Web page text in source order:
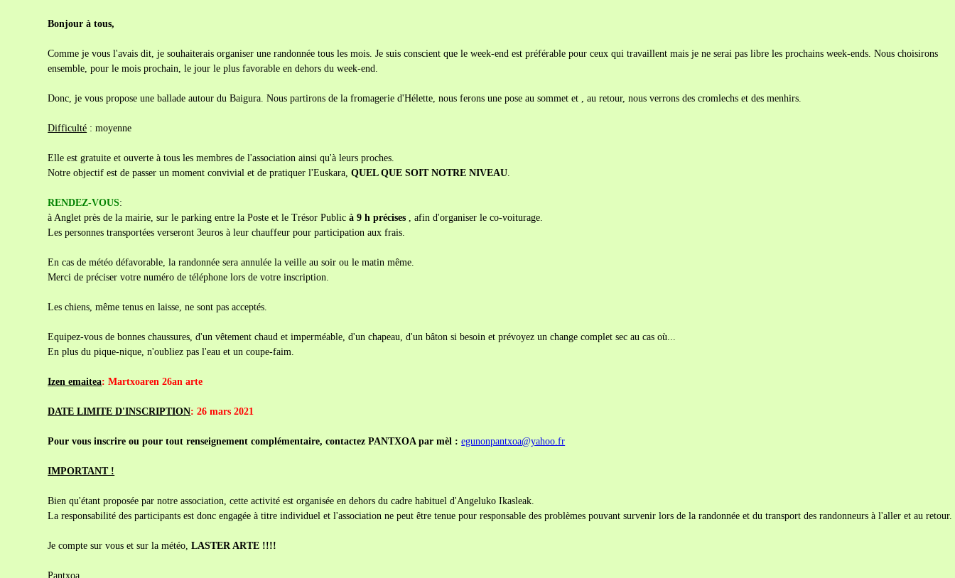
Bonjour à tous,
Comme je vous l'avais dit, je souhaiterais organiser une randonnée tous les mois. Je suis conscient que le week-end est préférable pour ceux qui travaillent mais je ne serai pas libre les prochains week-ends. Nous choisirons
ensemble, pour le mois prochain, le jour le plus favorable en dehors du week-end.
Donc, je vous propose une ballade autour du Baigura. Nous partirons de la fromagerie d'Hélette, nous ferons une pose au sommet et , au retour, nous verrons des cromlechs et des menhirs.
Difficulté : moyenne
Elle est gratuite et ouverte à tous les membres de l'association ainsi qu'à leurs proches.
Notre objectif est de passer un moment convivial et de pratiquer l'Euskara,QUEL QUE SOIT NOTRE NIVEAU.
RENDEZ-VOUS:
à Anglet près de la mairie, sur le parking entre la Poste et le Trésor Publicà 9 h précises , afin d'organiser le co-voiturage.
Les personnes transportées verseront 3euros à leur chauffeur pour participation aux frais.
En cas de météo défavorable, la randonnée sera annulée la veille au soir ou le matin même.
Merci de préciser votre numéro de téléphone lors de votre inscription.
Les chiens, même tenus en laisse, ne sont pas acceptés.
Equipez-vous de bonnes chaussures, d'un vêtement chaud et imperméable, d'un chapeau, d'un bâton si besoin et prévoyez un change complet sec au cas où...
En plus du pique-nique, n'oubliez pas l'eau et un coupe-faim.
Izen emaitea: Martxoaren 26an arte
DATE LIMITE D'INSCRIPTION: 26 mars 2021
Pour vous inscrire ou pour tout renseignement complémentaire, contactez PANTXOA par mèl : egunonpantxoa@yahoo.fr
IMPORTANT !
Bien qu'étant proposée par notre association, cette activité est organisée en dehors du cadre habituel d'Angeluko Ikasleak.
La responsabilité des participants est donc engagée à titre individuel et l'association ne peut être tenue pour responsable des problèmes pouvant survenir lors de la randonnée et du transport des randonneurs à l'aller et au retour.
Je compte sur vous et sur la météo,LASTER ARTE !!!!
Pantxoa